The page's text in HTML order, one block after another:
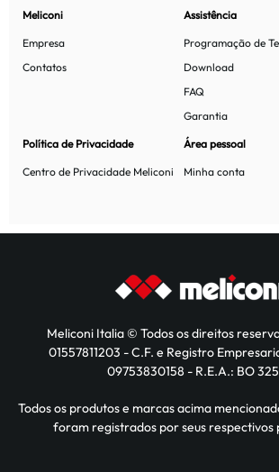
Meliconi
Empresa
Contatos
Assistência
Programação de
Download
FAQ
Garantia
Política de Privacidade
Centro de Privacidade Meliconi
Área pessoal
Minha conta
Meliconi Italia © Todos os direitos
01557811203 - C.F. e Registro
09753830158 - R.E.A.: BO
Todos os produtos e marcas acima
foram registrados por seus